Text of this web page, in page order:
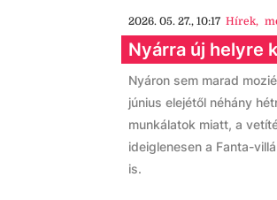
2026. 05. 27., 10:17 Hírek,
Nyárra új helyre
Nyáron sem marad
június elejétől néhány
munkálatok miatt, a
ideiglenesen a Fanta-
is.